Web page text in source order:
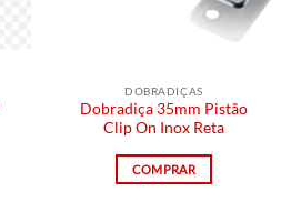
DOBRADIÇAS
Dobradiça 35mm Pistão
Clip On Inox Reta
COMPRAR